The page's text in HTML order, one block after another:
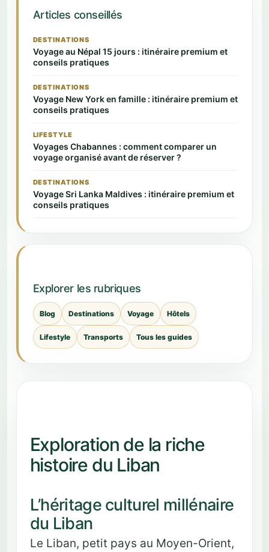
Articles conseillés
DESTINATIONS
Voyage au Népal 15 jours : itinéraire premium et
conseils pratiques
DESTINATIONS
Voyage New York en famille : itinéraire premium et
conseils pratiques
LIFESTYLE
Voyages Chabannes : comment comparer un
voyage organisé avant de réserver ?
DESTINATIONS
Voyage Sri Lanka Maldives : itinéraire premium et
conseils pratiques
Explorer les rubriques
Blog Destinations Voyage Hôtels
Lifestyle Transports Tous les guides
Exploration de la riche
histoire du Liban
L’héritage culturel millénaire
du Liban
Le Liban, petit pays au Moyen-Orient,